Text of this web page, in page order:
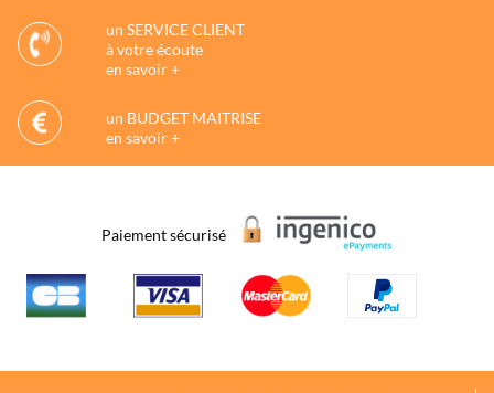
un SERVICE CLIENT
à votre écoute
en savoir +
un BUDGET MAITRISE
en savoir +
Paiement sécurisé